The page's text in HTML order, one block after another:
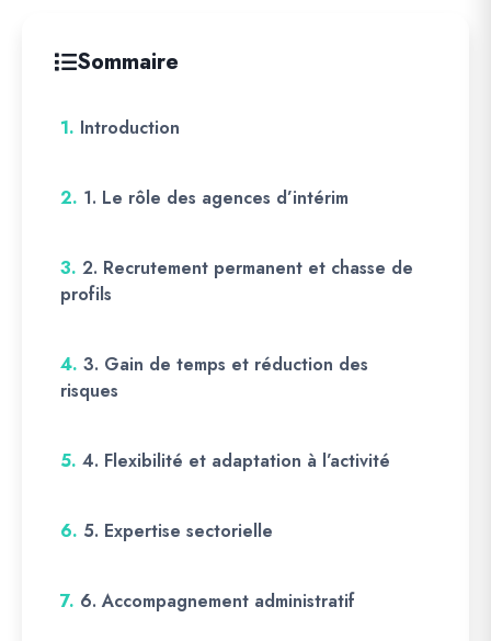
Sommaire
1. Introduction
2. 1. Le rôle des agences d’intérim
3. 2. Recrutement permanent et chasse de
profils
4. 3. Gain de temps et réduction des
risques
5. 4. Flexibilité et adaptation à l’activité
6. 5. Expertise sectorielle
7. 6. Accompagnement administratif